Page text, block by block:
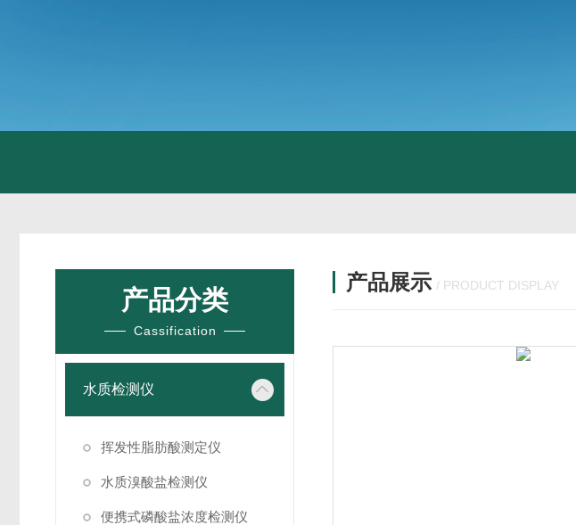
产品分类
Cassification
水质检测仪
挥发性脂肪酸测定仪
水质溴酸盐检测仪
便携式磷酸盐浓度检测仪
产品展示 / PRODUCT DISPLAY